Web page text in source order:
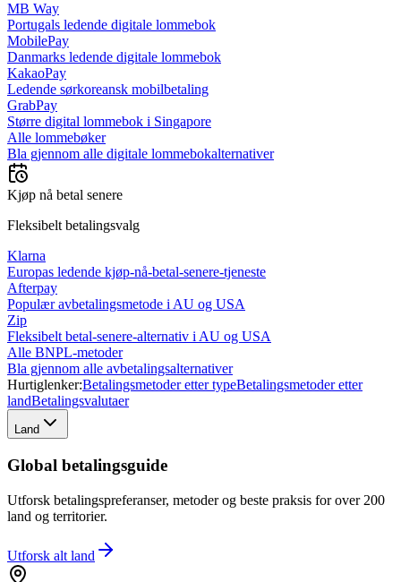
MB Way
Portugals ledende digitale lommebok
MobilePay
Danmarks ledende digitale lommebok
KakaoPay
Ledende sørkoreansk mobilbetaling
GrabPay
Større digital lommebok i Singapore
Alle lommebøker
Bla gjennom alle digitale lommebokalternativer
Kjøp nå betal senere
Fleksibelt betalingsvalg
Klarna
Europas ledende kjøp-nå-betal-senere-tjeneste
Afterpay
Populær avbetalingsmetode i AU og USA
Zip
Fleksibelt betal-senere-alternativ i AU og USA
Alle BNPL-metoder
Bla gjennom alle avbetalingsalternativer
Hurtiglenker:Betalingsmetoder etter typeBetalingsmetoder etter
landBetalingsvalutaer
Land
Global betalingsguide
Utforsk betalingspreferanser, metoder og beste praksis for over 200
land og territorier.
Utforsk alt land